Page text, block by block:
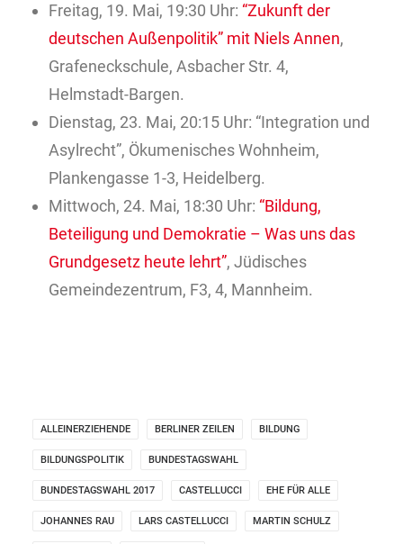
Freitag, 19. Mai, 19:30 Uhr: “Zukunft der
deutschen Außenpolitik” mit Niels Annen,
Grafeneckschule, Asbacher Str. 4,
Helmstadt-Bargen.
Dienstag, 23. Mai, 20:15 Uhr: “Integration und
Asylrecht”, Ökumenisches Wohnheim,
Plankengasse 1-3, Heidelberg.
Mittwoch, 24. Mai, 18:30 Uhr: “Bildung,
Beteiligung und Demokratie – Was uns das
Grundgesetz heute lehrt”, Jüdisches
Gemeindezentrum, F3, 4, Mannheim.
ALLEINERZIEHENDE BERLINER ZEILEN BILDUNG
BILDUNGSPOLITIK BUNDESTAGSWAHL
BUNDESTAGSWAHL 2017 CASTELLUCCI EHE FÜR ALLE
JOHANNES RAU LARS CASTELLUCCI MARTIN SCHULZ